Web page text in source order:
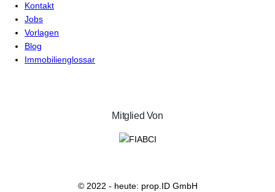
Kontakt
Jobs
Vorlagen
Blog
Immobilienglossar
Mitglied Von
© 2022 - heute: prop.ID GmbH